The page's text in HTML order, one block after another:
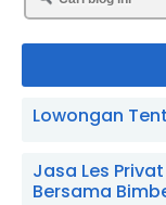
Lowongan
Jasa Les
Bersama